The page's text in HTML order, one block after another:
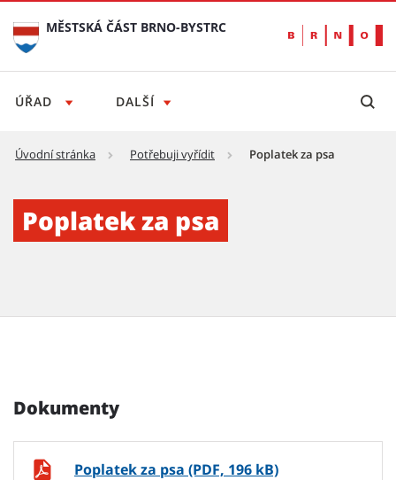
MĚSTSKÁ ČÁST BRNO-BYSTRC
ÚŘAD DALŠÍ
Úvodní stránka Potřebuji vyřídit Poplatek za psa
Poplatek za psa
Dokumenty
Poplatek za psa (PDF, 196 kB)